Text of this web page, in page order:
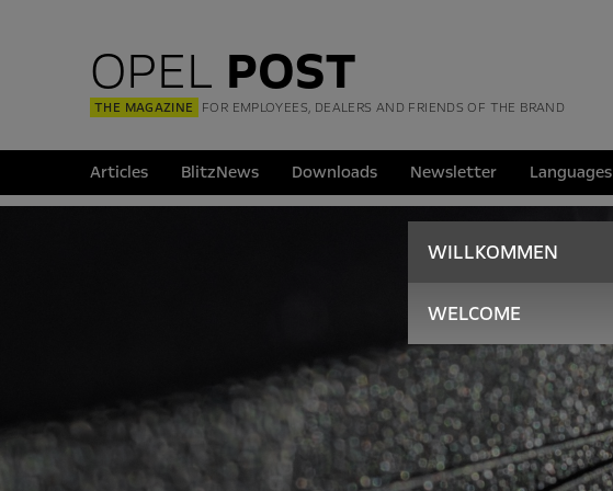
OPEL POST
THE MAGAZINE FOR EMPLOYEES, DEALERS AND FRIENDS OF THE BRAND
Articles BlitzNews Downloads Newsletter Languages
WILLKOMMEN
WELCOME